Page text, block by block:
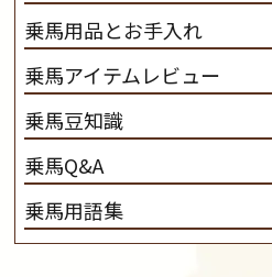
乗馬用品とお手入れ
乗馬アイテムレビュー
乗馬豆知識
乗馬Q&A
乗馬用語集